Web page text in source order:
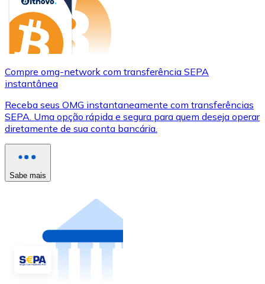
Compre omg-network com transferência SEPA
instantânea
Receba seus OMG instantaneamente com transferências
SEPA. Uma opção rápida e segura para quem deseja operar
diretamente de sua conta bancária.
Sabe mais